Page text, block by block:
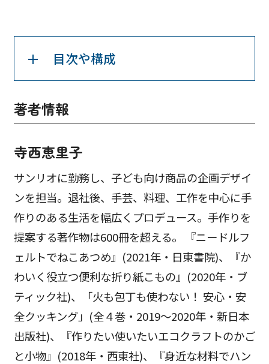
目次や構成
著者情報
寺西恵里子
サンリオに勤務し、子ども向け商品の企画デザイ
ンを担当。退社後、手芸、料理、工作を中心に手
作りのある生活を幅広くプロデュース。手作りを
提案する著作物は600冊を超える。 『ニードルフ
ェルトでねこあつめ』(2021年・日東書院)、『か
わいく役立つ便利な折り紙こもの』(2020年・ブ
ティック社)、「火も包丁も使わない！ 安心・安
全クッキング」(全４巻・2019～2020年・新日本
出版社)、『作りたい使いたいエコクラフトのかご
と小物』(2018年・西東社)、『身近な材料でハン